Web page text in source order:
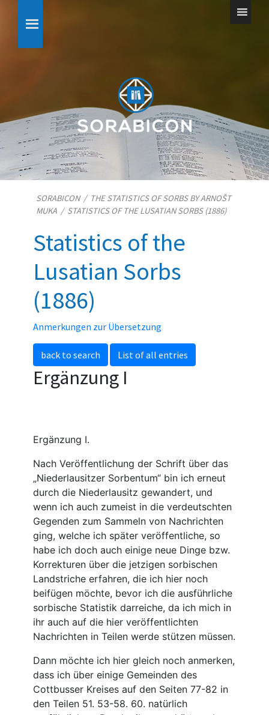
SORABICON/ THE STATISTICS OF SORBS BY ARNOŠT
MUKA / STATISTICS OF THE LUSATIAN SORBS (1886)
Statistics of the
Lusatian Sorbs
(1886)
Anmerkungen zur Übersetzung
back to search List of all entries
Ergänzung I